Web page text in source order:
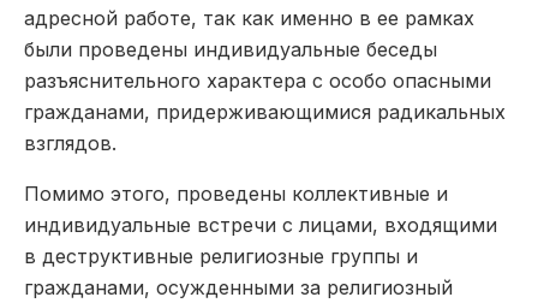
адресной работе, так как именно в ее рамках
были проведены индивидуальные беседы
разъяснительного характера с особо опасными
гражданами, придерживающимися радикальных
взглядов.
Помимо этого, проведены коллективные и
индивидуальные встречи с лицами, входящими
в деструктивные религиозные группы и
гражданами, осужденными за религиозный